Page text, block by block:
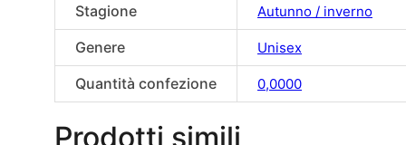
Stagione Autunno / inverno
Genere Unisex
Quantità confezione 0,0000
Prodotti simili